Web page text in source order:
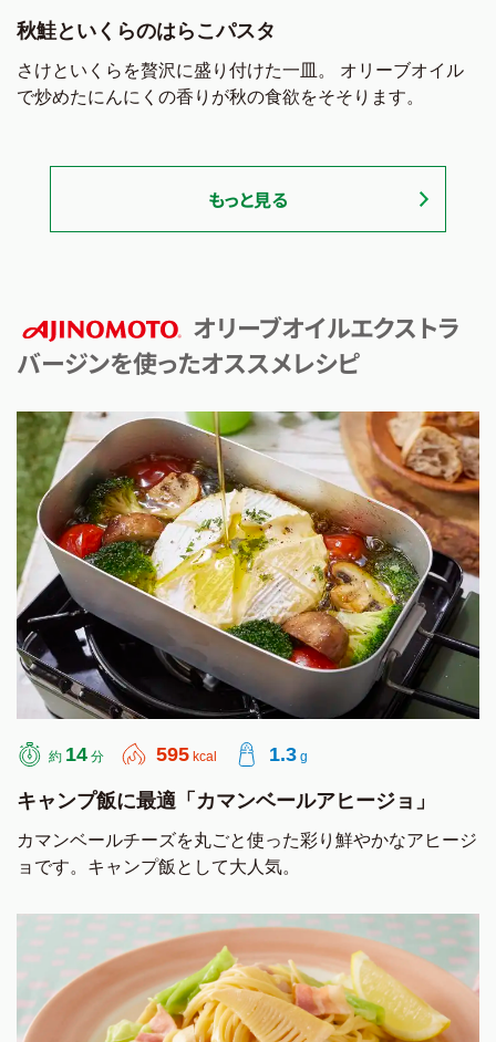
秋鮭といくらのはらこパスタ
さけといくらを贅沢に盛り付けた一皿。 オリーブオイル
で炒めたにんにくの香りが秋の食欲をそそります。
もっと見る
AJINOMOTO
オリーブオイルエクストラ
バージンを使ったオススメレシピ
約 14 分 595 kcal 1.3 g
キャンプ飯に最適「カマンベールアヒージョ」
カマンベールチーズを丸ごと使った彩り鮮やかなアヒージ
ョです。キャンプ飯として大人気。